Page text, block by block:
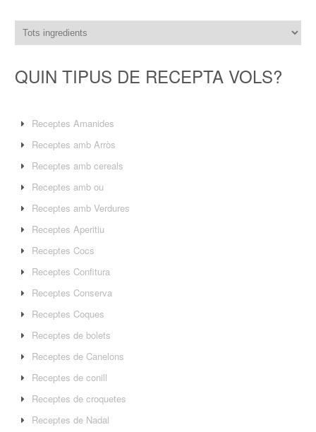
QUIN TIPUS DE RECEPTA VOLS?
Receptes Amanides
Receptes amb Arròs
Receptes amb cereals
Receptes amb ou
Receptes amb Verdures
Receptes Aperitiu
Receptes Cocs
Receptes Confitura
Receptes Conserva
Receptes Coques
Receptes de bolets
Receptes de Canelons
Receptes de conill
Receptes de croquetes
Receptes de Nadal